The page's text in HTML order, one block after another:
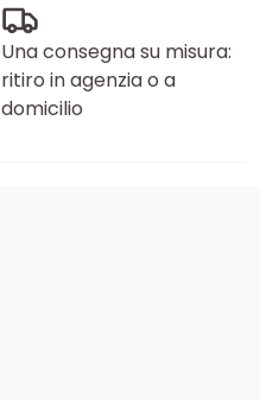
Una consegna su misura:
ritiro in agenzia o a
domicilio